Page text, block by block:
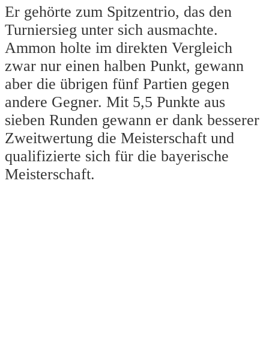
Er gehörte zum Spitzentrio, das den
Turniersieg unter sich ausmachte.
Ammon holte im direkten Vergleich
zwar nur einen halben Punkt, gewann
aber die übrigen fünf Partien gegen
andere Gegner. Mit 5,5 Punkte aus
sieben Runden gewann er dank besserer
Zweitwertung die Meisterschaft und
qualifizierte sich für die bayerische
Meisterschaft.